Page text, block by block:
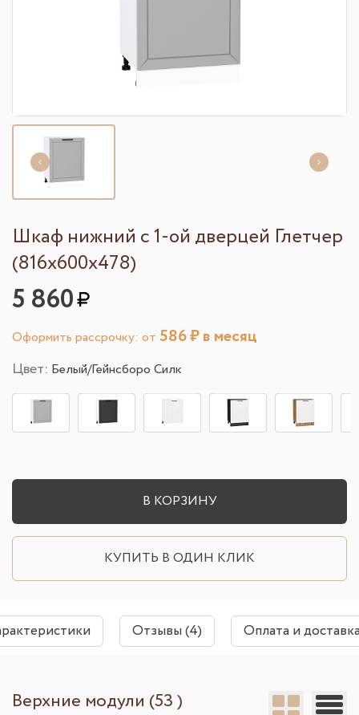
Шкаф нижний с 1-ой дверцей Глетчер
(816х600х478)
5 860
Оформить рассрочку: от 586₽ в месяц
Цвет: Белый/Гейнсборо Силк
В КОРЗИНУ
КУПИТЬ В ОДИН КЛИК
Отзывы (4) Оплата и
Верхние модули (53 )